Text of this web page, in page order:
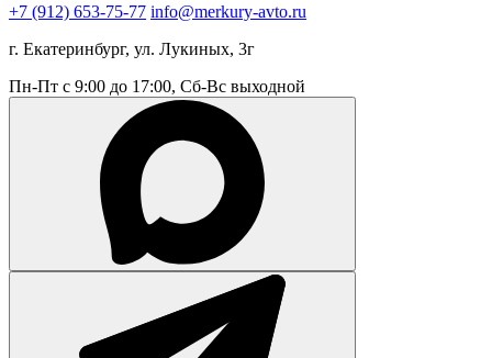
+7 (912) 653-75-77 info@merkury-avto.ru
г. Екатеринбург, ул. Лукиных, 3г
Пн-Пт с 9:00 до 17:00, Сб-Вс выходной